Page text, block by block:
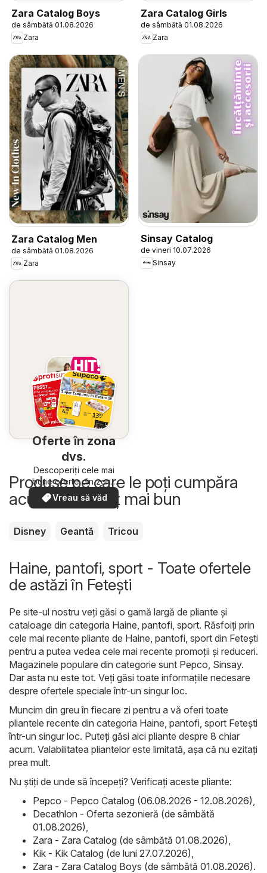
Zara Catalog Boys
de sâmbătă 01.08.2026
Zara
Zara Catalog Girls
de sâmbătă 01.08.2026
Zara
Zara Catalog Men
de sâmbătă 01.08.2026
Zara
Sinsay Catalog
de vineri 10.07.2026
Sinsay
Oferte în zona
dvs.
Descoperiți cele mai
bune oferte din zona
dumneavoastră
Vreau să văd
Produse pe care le poți cumpăra
acum la un preț mai bun
Disney Geantă Tricou
Haine, pantofi, sport - Toate ofertele
de astăzi în Feteşti
Pe site-ul nostru veți găsi o gamă largă de pliante și
cataloage din categoria Haine, pantofi, sport. Răsfoiți prin
cele mai recente pliante de Haine, pantofi, sport din Feteşti
pentru a putea vedea cele mai recente promoții și reduceri.
Magazinele populare din categorie sunt Pepco Sinsay.
Dar asta nu este tot. Veți găsi toate informațiile necesare
despre ofertele speciale într-un singur loc.
Muncim din greu în fiecare zi pentru a vă oferi toate
pliantele recente din categoria Haine, pantofi, sport Feteşti
într-un singur loc. Puteți găsi aici pliante despre 8 chiar
acum. Valabilitatea pliantelor este limitată, așa că nu ezitați
prea mult.
Nu știți de unde să începeți? Verificați aceste pliante:
Pepco - Pepco Catalog (06.08.2026 - 12.08.2026)
Decathlon - Oferta sezonieră (de sâmbătă
01.08.2026)
Zara - Zara Catalog (de sâmbătă 01.08.2026)
Kik - Kik Catalog (de luni 27.07.2026)
Zara - Zara Catalog Boys (de sâmbătă 01.08.2026).